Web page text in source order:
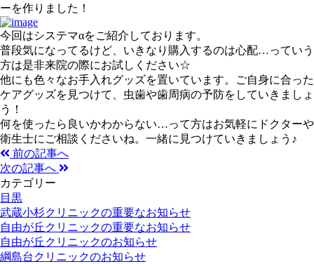
ーを作りました！
今回はシステマαをご紹介しております。
普段気になってるけど、いきなり購入するのは心配…っていう
方は是非来院の際にお試しください☆
他にも色々なお手入れグッズを置いています。ご自身に合った
ケアグッズを見つけて、虫歯や歯周病の予防をしていきましょ
う！
何を使ったら良いかわからない…って方はお気軽にドクターや
衛生士にご相談くださいね。一緒に見つけていきましょう♪
前の記事へ
次の記事へ
カテゴリー
目黒
武蔵小杉クリニックの重要なお知らせ
自由が丘クリニックの重要なお知らせ
自由が丘クリニックのお知らせ
綱島台クリニックのお知らせ